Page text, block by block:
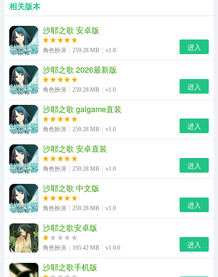
沙耶之歌游戏特色
1、结局系统包含多分支设计，设置三个不同坏结局与一个
隐藏真结局，等待玩家逐步解锁。
入经典克苏鲁神话相关主题设定。
3、邂逅不同特色角色即可开启全新探索线，解锁专属故事
与情节，体验差异化的游玩玩法。
相关版本
沙耶之歌 安卓版
角色扮演 259.28 MB v1.0 进入
沙耶之歌 2026最新版
角色扮演 259.28 MB v1.0 进入
沙耶之歌 galgame直装
角色扮演 259.28 MB v1.0 进入
沙耶之歌 安卓直装
角色扮演 259.28 MB v1.0 进入
沙耶之歌 中文版
角色扮演 259.28 MB v1.0 进入
沙耶之歌安卓版
角色扮演 195.42 MB v1.0.0 进入
沙耶之歌手机版